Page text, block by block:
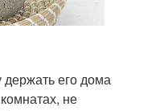
держать его дома
не